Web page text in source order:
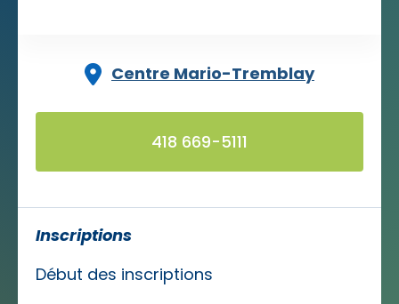
Centre Mario-Tremblay
418 669-5111
Inscriptions
Début des inscriptions